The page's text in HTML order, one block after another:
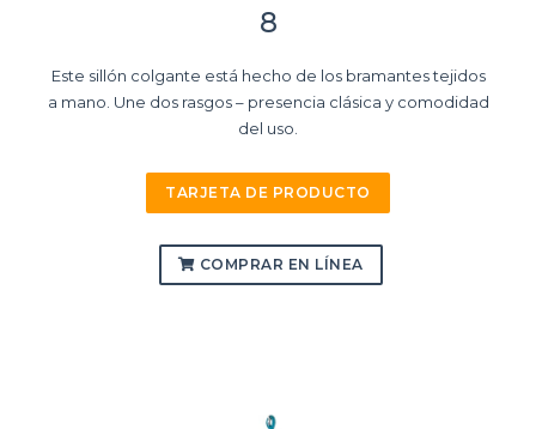
8
Este sillón colgante está hecho de los bramantes tejidos
a mano. Une dos rasgos – presencia clásica y comodidad
del uso.
TARJETA DE PRODUCTO
COMPRAR EN LÍNEA